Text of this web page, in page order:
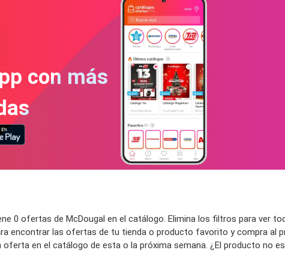
con más
0 ofertas de McDougal en el catálogo. Elimina los filtros para ver
encontrar las ofertas de tu tienda o producto favorito y compra al
en el catálogo de esta o la próxima semana. ¿El producto no